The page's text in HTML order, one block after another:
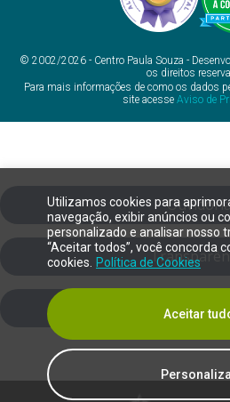
Utilizamos cookies para
navegação, exibir anúncios ou
personalizado e analisar nosso
“Aceitar todos”, você concorda
cookies.
Política de Cookies
Aceitar
© 2002/2026 - Centro Paula Souza -
os direitos
Para mais informações de como os dados
site acesse Aviso de
SIC